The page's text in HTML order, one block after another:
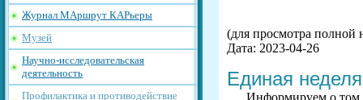
(для просмотра полной
Дата: 2023-04-26
Единая
Информируем о том,
Журнал МАршрут КАРьеры
Музей
Научно-исследовательская
деятельность
Профилактика и противодействие